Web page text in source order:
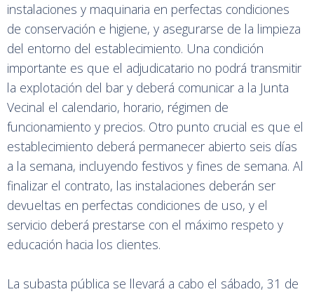
instalaciones y maquinaria en perfectas condiciones
de conservación e higiene, y asegurarse de la limpieza
del entorno del establecimiento. Una condición
importante es que el adjudicatario no podrá transmitir
la explotación del bar y deberá comunicar a la Junta
Vecinal el calendario, horario, régimen de
funcionamiento y precios. Otro punto crucial es que el
establecimiento deberá permanecer abierto seis días
a la semana, incluyendo festivos y fines de semana. Al
finalizar el contrato, las instalaciones deberán ser
devueltas en perfectas condiciones de uso, y el
servicio deberá prestarse con el máximo respeto y
educación hacia los clientes.
La subasta pública se llevará a cabo el sábado, 31 de